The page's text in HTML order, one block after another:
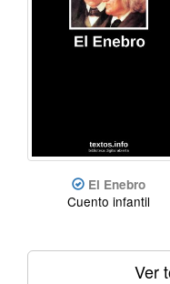
El Enebro
Cuento infantil
Ver